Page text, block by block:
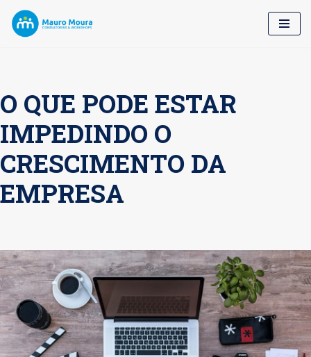
Pular
O QUE PODE ESTAR
IMPEDINDO O
CRESCIMENTO DA
EMPRESA